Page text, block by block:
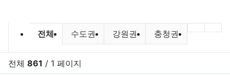
바다낚시,원투낚시,배낚시 포인트
전체 수도권 강원권 충청권 전라권
이전 분
다
전체 861 / 1 페이지